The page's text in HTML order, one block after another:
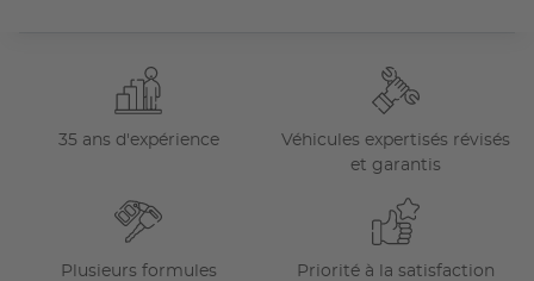
35 ans d'expérience
Véhicules expertisés révisés
et garantis
Plusieurs formules
Priorité à la satisfaction